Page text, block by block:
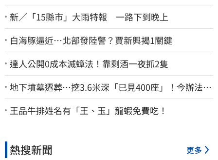
新／「15縣市」大雨特報 一路下到晚上
白海豚逼近…北部發陸警？賈新興揭1關鍵
達人公開0成本滅蟑法！靠剩酒一夜抓2隻
地下墳墓遷葬…挖3.6米深「已見400座」！今辦法會
安撫祖先
王品牛排姓名有「王、玉」龍蝦免費吃！
熱搜新聞 更多